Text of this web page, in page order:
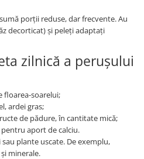
porții reduse, dar frecvente. Au
decorticat) și peleți adaptați
zilnică a perușului
floarea-soarelui;
ardei gras;
de pădure, în cantitate mică;
aport de calciu.
plante uscate. De exemplu,
minerale.